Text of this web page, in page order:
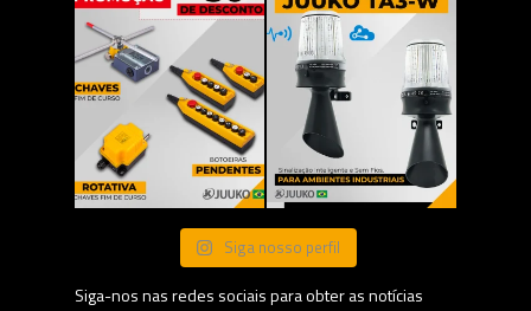
Siga nosso perfil
Siga-nos nas redes sociais para obter as notícias